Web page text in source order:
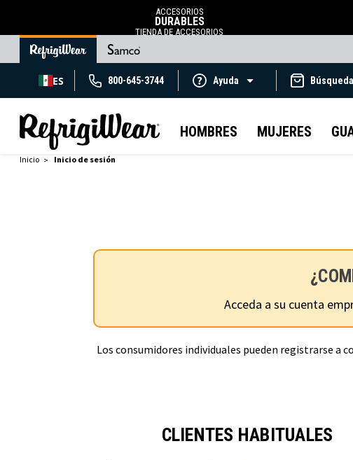
ACCESORIOS
DURABLES
TIENDA DE ACCESORIOS
ES 800-645-3744 Ayuda
HOMBRES MUJERES
Inicio Inicio de sesión
Acceda a su cuenta
Los consumidores individuales pueden registrarse a
CLIENTES HABITUALES